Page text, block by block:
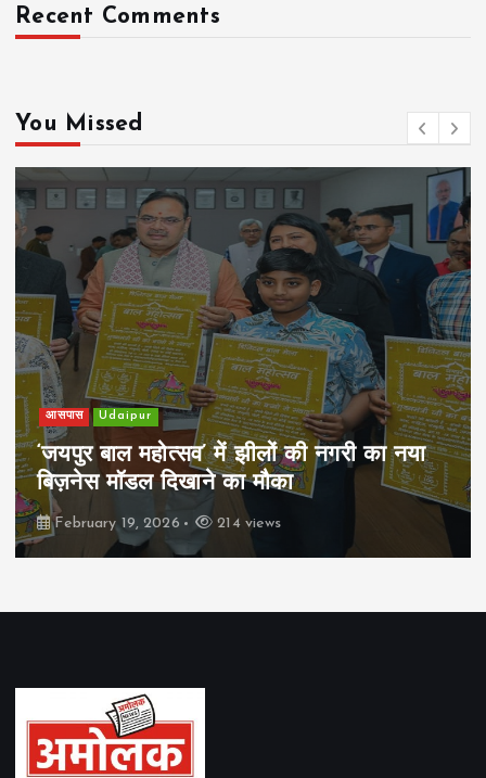
Recent Comments
You Missed
आसपास Udaipur
‘जयपुर बाल महोत्सव’ में झीलों की नगरी का नया
बिज़नेस मॉडल दिखाने का मौका
February 19, 2026 214 views